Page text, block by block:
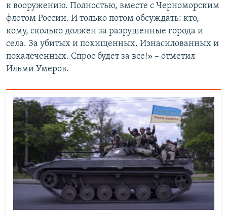
к вооружению. Полностью, вместе с Черноморским
флотом России. И только потом обсуждать: кто,
кому, сколько должен за разрушенные города и
села. За убитых и похищенных. Изнасилованных и
покалеченных. Спрос будет за все!» – отметил
Ильми Умеров.